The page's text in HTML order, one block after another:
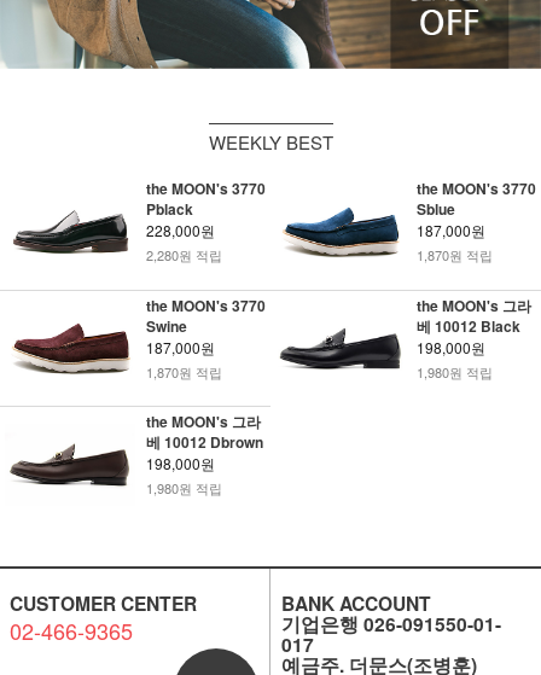
WEEKLY BEST
the MOON's 3770
Pblack
228,000원
2,280원 적립
the MOON's 3770
Sblue
187,000원
1,870원 적립
the MOON's 3770
Swine
187,000원
1,870원 적립
the MOON's 그라
베 10012 Black
198,000원
1,980원 적립
the MOON's 그라
베 10012 Dbrown
198,000원
1,980원 적립
CUSTOMER CENTER
02-466-9365
BANK ACCOUNT
기업은행 026-091550-01-
017
예금주. 더문스(조병훈)